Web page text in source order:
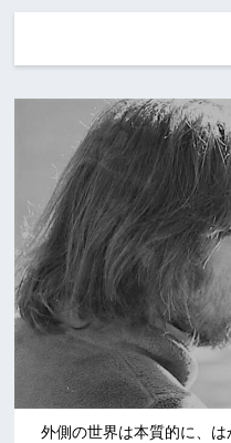
外側の世界は本質的に、